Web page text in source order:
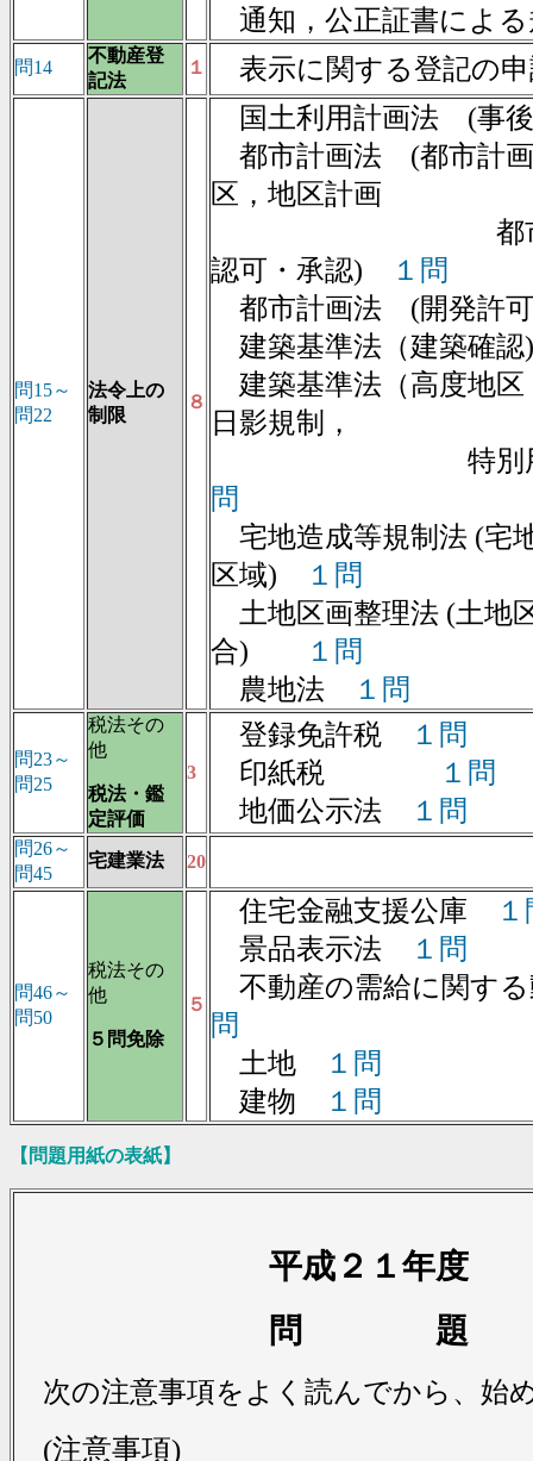
通知，公正証書による
問14
不動産登
記法
１ 表示に関する登記の
問15～
問22
法令上の
制限
８
国土利用計画法 (事
都市計画法 (都市計画
区，地区計画
都市計画
認可・承認)
１問
都市計画法 (開発許
建築基準法（建築確
建築基準法（高度地区
日影規制，
特別用途
問
宅地造成等規制法 (宅
区域)
１問
土地区画整理法 (土地
合)
１問
農地法
１問
問23～
問25
税法その
他
税法・鑑
定評価
3
登録免許税
１問
印紙税
１問
地価公示法
１問
問26～
問45
宅建業法 20
問46～
問50
税法その
他
５問免除
５
住宅金融支援公庫
景品表示法
１問
不動産の需給に関す
問
土地
１問
建物
１問
【問題用紙の表紙】
平成２１年度
問 題
次の注意事項をよく読んでから、始
(注意事項)